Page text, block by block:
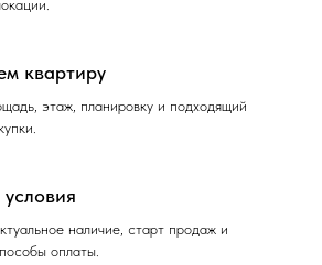
квартиру
этаж, планировку и подходящий
наличие, старт продаж и
оплаты.